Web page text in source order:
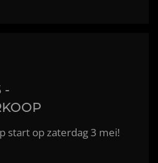
-
start op zaterdag 3 mei!